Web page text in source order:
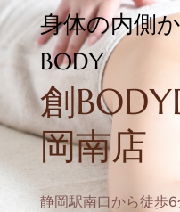
身体の内側
BODY
創
岡南店
静岡駅南口から徒歩6